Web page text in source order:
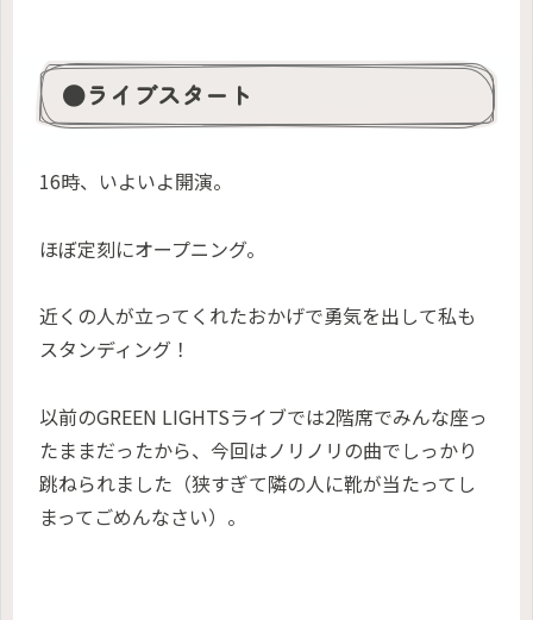
●ライブスタート
16時、いよいよ開演。
ほぼ定刻にオープニング。
近くの人が立ってくれたおかげで勇気を出して私も
スタンディング！
以前のGREEN LIGHTSライブでは2階席でみんな座っ
たままだったから、今回はノリノリの曲でしっかり
跳ねられました（狭すぎて隣の人に靴が当たってし
まってごめんなさい）。